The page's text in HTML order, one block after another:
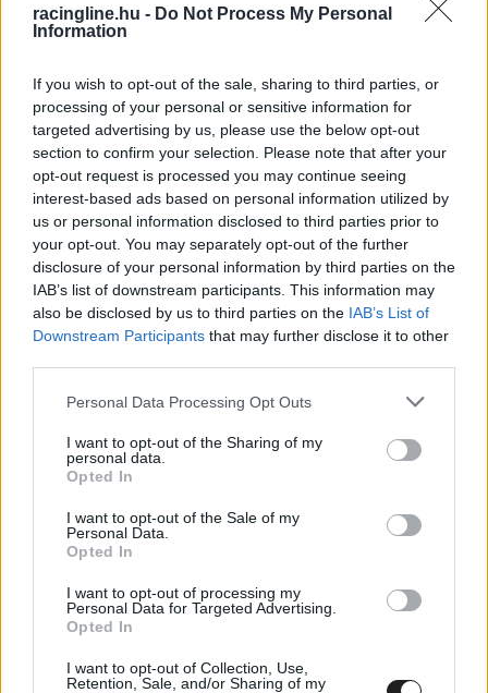
racingline.hu - Do Not Process My Personal
Information
If you wish to opt-out of the sale, sharing to third parties, or
processing of your personal or sensitive information for
targeted advertising by us, please use the below opt-out
section to confirm your selection. Please note that after your
opt-out request is processed you may continue seeing
interest-based ads based on personal information utilized by
us or personal information disclosed to third parties prior to
your opt-out. You may separately opt-out of the further
disclosure of your personal information by third parties on the
IAB’s list of downstream participants. This information may
also be disclosed by us to third parties on the IAB’s List of
Downstream Participants that may further disclose it to other
Please note that this website/app uses one or more Google
not limited to your visit or usage behaviour. You may click to
grant or deny consent to Google and its third-party tags to
use your data for below specified purposes in below Google
consent section.
Personal Data Processing Opt Outs
I want to opt-out of the Sharing of my
personal data.
Opted In
I want to opt-out of the Sale of my
Personal Data.
Opted In
I want to opt-out of processing my
Personal Data for Targeted Advertising.
Opted In
I want to opt-out of Collection, Use,
Retention, Sale, and/or Sharing of my
Tavaly után az idén is a Porsche győzelmét hozta a legendás
verseny, amely az utolsó pillanatig nyílt maradt.
500MILES / 2023. JAN. 28.
Most először nem a tankolás
határozza meg a kiállások hosszát
Daytonában
A legfelsőbb kategóriában most először hibrid autók mennek
majd a sportautózás egyik szentélyében, Daytona 24 órás
versenyén, ez pedig egy extra változást is hoz a stratégiában.
IMSA / 2022. OKT. 10.
Óriási Huracan EVO2 armadával
érkezik a Lamborghini Daytonába
Még alig ért véget az IMSA szezon, a Lamborghini máris az
Lamborghini arra számít, hogy az új Huracan GT3 EVO2
&#8222;legalább öt&#8221; példánya lesz ott a januári
motorsportfőnöke a Sportscar365-nek nyilatkozva elmondta,
hogy az olasz gyártó jelentős számú autót céloz [&hellip;]